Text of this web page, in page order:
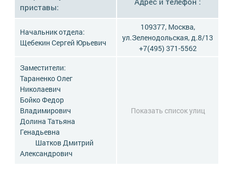
приставы:
Начальник отдела:
Щебекин Сергей Юрьевич
109377, Москва,
ул.Зеленодольская, д.8/13
+7(495) 371-5562
Заместители:
Тараненко Олег
Николаевич
Бойко Федор
Владимирович
Долина Татьяна
Генадьевна
Шатков Дмитрий
Александрович
Показать список улиц